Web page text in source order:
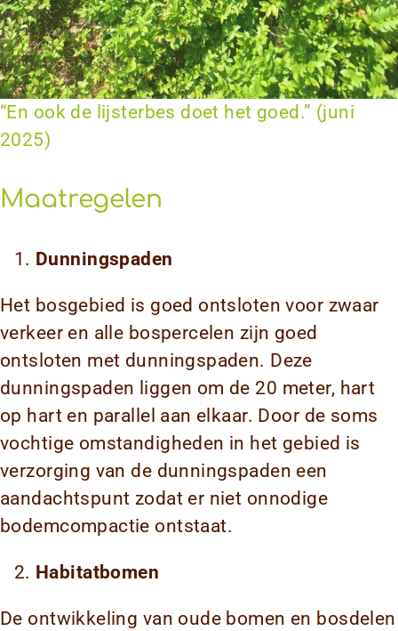
“En ook de lijsterbes doet het goed.” (juni
2025)
Maatregelen
Dunningspaden
Het bosgebied is goed ontsloten voor zwaar
verkeer en alle bospercelen zijn goed
ontsloten met dunningspaden. Deze
dunningspaden liggen om de 20 meter, hart
op hart en parallel aan elkaar. Door de soms
vochtige omstandigheden in het gebied is
verzorging van de dunningspaden een
aandachtspunt zodat er niet onnodige
bodemcompactie ontstaat.
Habitatbomen
De ontwikkeling van oude bomen en bosdelen